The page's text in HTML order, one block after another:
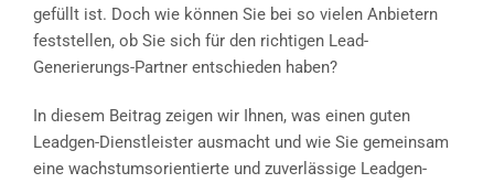
gefüllt ist. Doch wie können Sie bei so vielen Anbietern
feststellen, ob Sie sich für den richtigen Lead-
Generierungs-Partner entschieden haben?
In diesem Beitrag zeigen wir Ihnen, was einen guten
Leadgen-Dienstleister ausmacht und wie Sie gemeinsam
eine wachstumsorientierte und zuverlässige Leadgen-